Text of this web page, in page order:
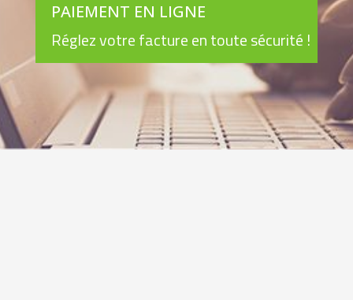
PAIEMENT EN LIGNE
Réglez votre facture en toute sécurité !